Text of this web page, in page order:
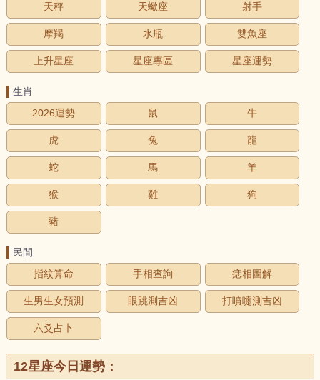
天秤 天蠍座 射手
摩羯 水瓶 雙魚座
上升星座 星座專區 星座運勢
生肖
2026運勢
鼠 牛
虎 兔 龍
蛇 馬 羊
猴 雞 狗
豬
民間
指紋算命
手相查詢 痣相圖解
生男生女預測 眼跳測吉凶 打噴嚏測吉凶
六爻占卜
12星座今日運勢：